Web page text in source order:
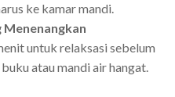
ke kamar mandi.
Menenangkan
untuk relaksasi sebelum
atau mandi air hangat.